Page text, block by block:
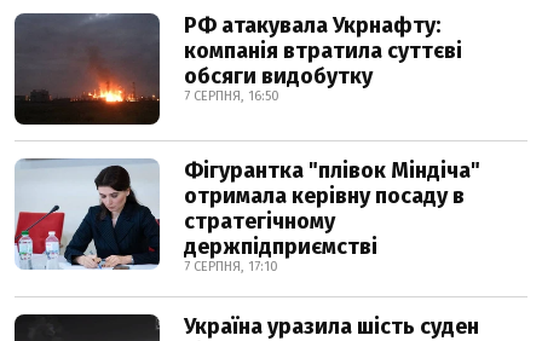
РФ атакувала Укрнафту:
компанія втратила суттєві
обсяги видобутку
7 СЕРПНЯ, 16:50
Фігурантка "плівок Міндіча"
отримала керівну посаду в
стратегічному
держпідприємстві
7 СЕРПНЯ, 17:10
Україна уразила шість суден